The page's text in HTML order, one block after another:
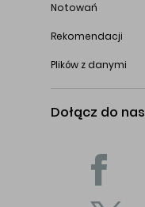
Notowań
Rekomendacji
Plików z danymi
Dołącz do nas